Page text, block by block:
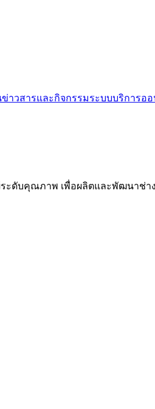
ข่าวสารและกิจกรรมระบบบริการอ
ะดับคุณภาพ เพื่อผลิตและพัฒนาช่